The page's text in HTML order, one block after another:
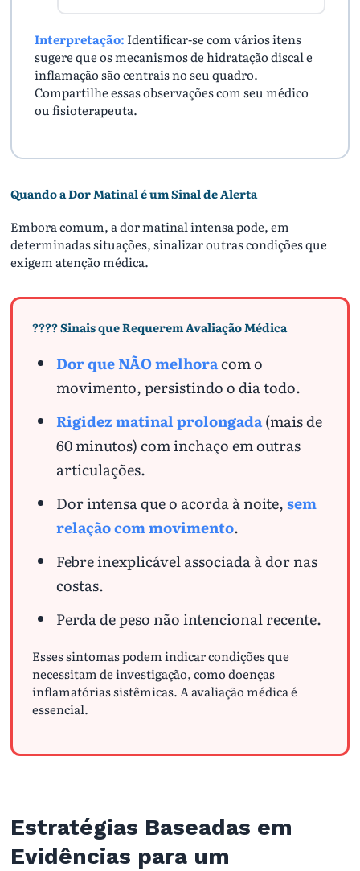
Interpretação: Identificar-se com vários itens
sugere que os mecanismos de hidratação discal e
inflamação são centrais no seu quadro.
Compartilhe essas observações com seu médico
ou fisioterapeuta.
Quando a Dor Matinal é um Sinal de Alerta
Embora comum, a dor matinal intensa pode, em
determinadas situações, sinalizar outras condições que
exigem atenção médica.
???? Sinais que Requerem Avaliação Médica
Dor que NÃO melhoracom o
movimento, persistindo o dia todo.
Rigidez matinal prolongada(mais de
60 minutos) com inchaço em outras
articulações.
Dor intensa que o acorda à noite,sem
relação com movimento.
Febre inexplicável associada à dor nas
costas.
Perda de peso não intencional recente.
Esses sintomas podem indicar condições que
necessitam de investigação, como doenças
inflamatórias sistêmicas. A avaliação médica é
essencial.
Estratégias Baseadas em
Evidências para um